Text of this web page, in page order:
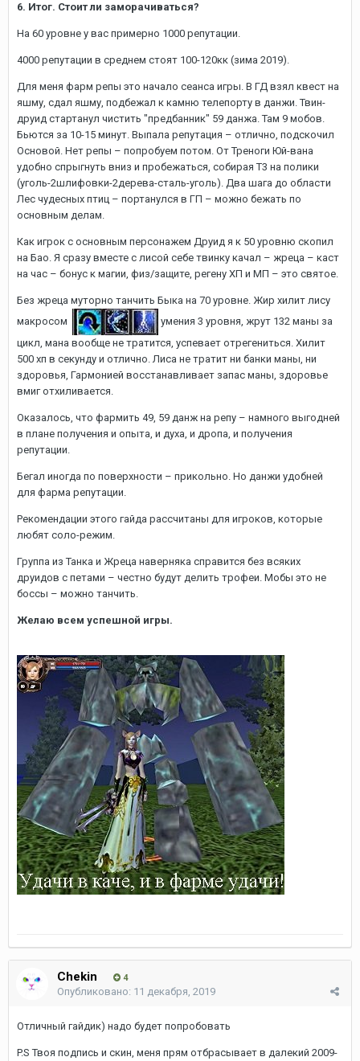
6. Итог. Стоит ли заморачиваться?
На 60 уровне у вас примерно 1000 репутации.
4000 репутации в среднем стоят 100-120кк (зима 2019).
Для меня фарм репы это начало сеанса игры. В ГД взял квест на
яшму, сдал яшму, подбежал к камню телепорту в данжи. Твин-
друид стартанул чистить "предбанник" 59 данжа. Там 9 мобов.
Бьются за 10-15 минут. Выпала репутация – отлично, подскочил
Основой. Нет репы – попробуем потом. От Треноги Юй-вана
удобно спрыгнуть вниз и пробежаться, собирая Т3 на полики
(уголь-2шлифовки-2дерева-сталь-уголь). Два шага до области
Лес чудесных птиц – портанулся в ГП – можно бежать по
основным делам.
Как игрок с основным персонажем Друид я к 50 уровню скопил
на Бао. Я сразу вместе с лисой себе твинку качал – жреца – каст
на час – бонус к магии, физ/защите, регену ХП и МП – это святое.
Без жреца муторно танчить Быка на 70 уровне. Жир хилит лису
макросом
умения 3 уровня, жрут 132 маны за
цикл, мана вообще не тратится, успевает отрегениться. Хилит
500 хп в секунду и отлично. Лиса не тратит ни банки маны, ни
здоровья, Гармонией восстанавливает запас маны, здоровье
вмиг отхиливается.
Оказалось, что фармить 49, 59 данж на репу – намного выгодней
в плане получения и опыта, и духа, и дропа, и получения
репутации.
Бегал иногда по поверхности – прикольно. Но данжи удобней
для фарма репутации.
Рекомендации этого гайда рассчитаны для игроков, которые
любят соло-режим.
Группа из Танка и Жреца наверняка справится без всяких
друидов с петами – честно будут делить трофеи. Мобы это не
боссы – можно танчить.
Желаю всем успешной игры.
Chekin 4
Опубликовано: 11 декабря, 2019
Отличный гайдик) надо будет попробовать
P.S Твоя подпись и скин, меня прям отбрасывает в далекий 2009-